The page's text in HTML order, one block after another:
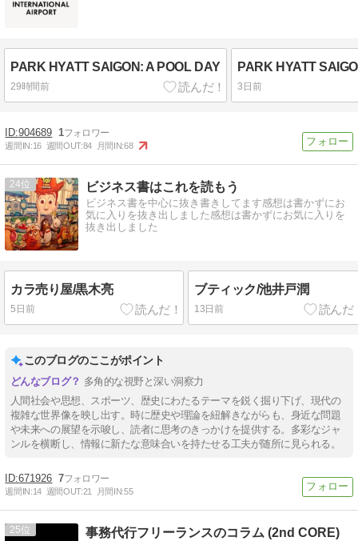
PARK HYATT SAIGON: A POOL DAY
29時間前
PARK HYATT
3日前
904689 1
週間IN:16 週間OUT:84 月間IN:68
24 ビジネス書はこれを読もう
ビジネス書を中心に抜き書きしてます感想は書かずにお
気に入りを抜き出しました感想は書かずにお気に入りを
抜き出しました
カラ売り屋/黒木亮
5日前
ブティック/池井戸潤
13日前
このブログのここがポイント
多角的な視野と深い洞察力
人間社会や思想、スポーツ、歴史にわたるテーマを鋭く掘り下げ、現代の
複雑な世界像を映し出す。時に歴史や理論を紐解きながらも、身近な問題
や未来への展望を示唆し、読者に思考のきっかけを提供する。多彩なジャ
ンルを横断し、情報に新たな意味合いを持たせる工夫が随所に見られる。
671926 7
週間IN:14 週間OUT:21 月間IN:55
25 事務代行フリーランスのコラム (2nd CORE)